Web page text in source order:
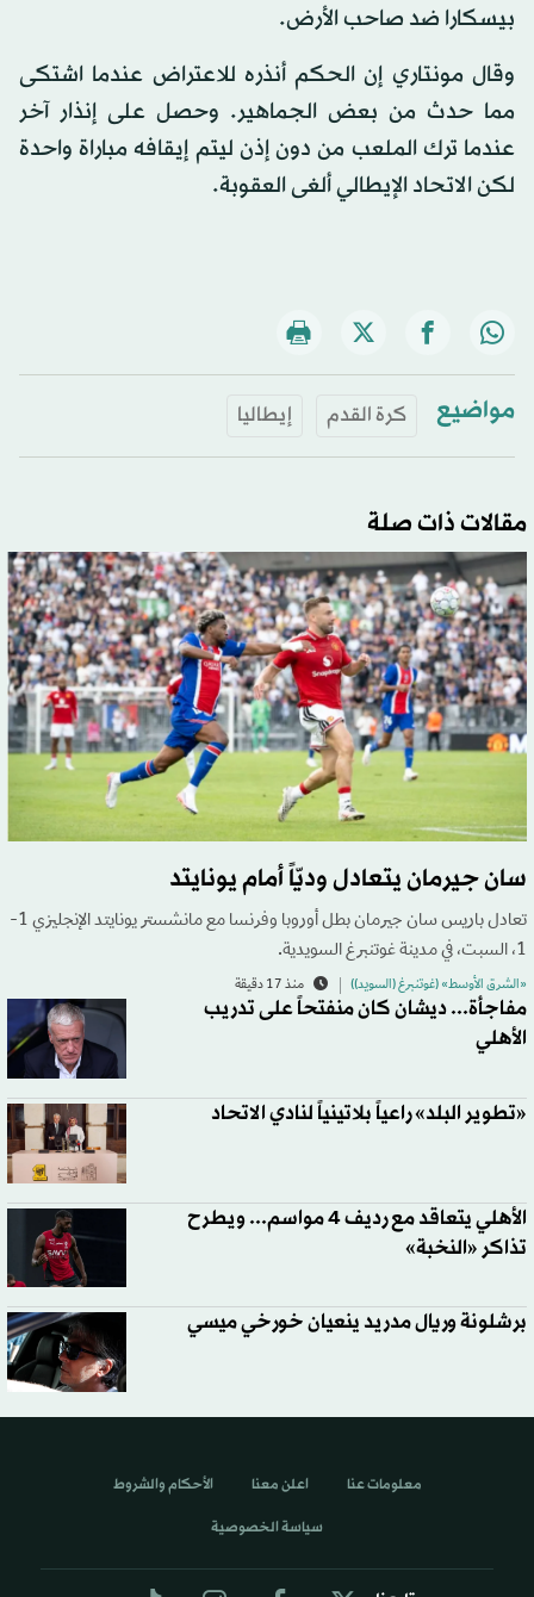
بيسكارا ضد صاحب الأرض.
وقال مونتاري إن الحكم أنذره للاعتراض عندما اشتكى
مما حدث من بعض الجماهير. وحصل على إنذار آخر
عندما ترك الملعب من دون إذن ليتم إيقافه مباراة واحدة
لكن الاتحاد الإيطالي ألغى العقوبة.
مواضيع كرة القدم إيطاليا
مقالات ذات صلة
سان جيرمان يتعادل وديّاً أمام يونايتد
تعادل باريس سان جيرمان بطل أوروبا وفرنسا مع مانشستر يونايتد الإنجليزي 1-
1، السبت، في مدينة غوتنبرغ السويدية.
«الشرق الأوسط» (غوتنبرغ (السويد)) منذ 17 دقيقة
مفاجأة... ديشان كان منفتحاً على تدريب
الأهلي
«تطوير البلد» راعياً بلاتينياً لنادي الاتحاد
الأهلي يتعاقد مع رديف 4 مواسم... ويطرح
تذاكر «النخبة»
برشلونة وريال مدريد ينعيان خورخي ميسي
معلومات عنا اعلن معنا الأحكام والشروط
سياسة الخصوصية